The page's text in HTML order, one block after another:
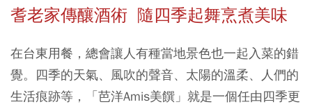
耆老家傳釀酒術 隨四季起舞烹煮美味
在台東用餐，總會讓人有種當地景色也一起入菜的錯
覺。四季的天氣、風吹的聲音、太陽的溫柔、人們的
生活痕跡等，「芭洋Amis美饌」就是一個任由四季更